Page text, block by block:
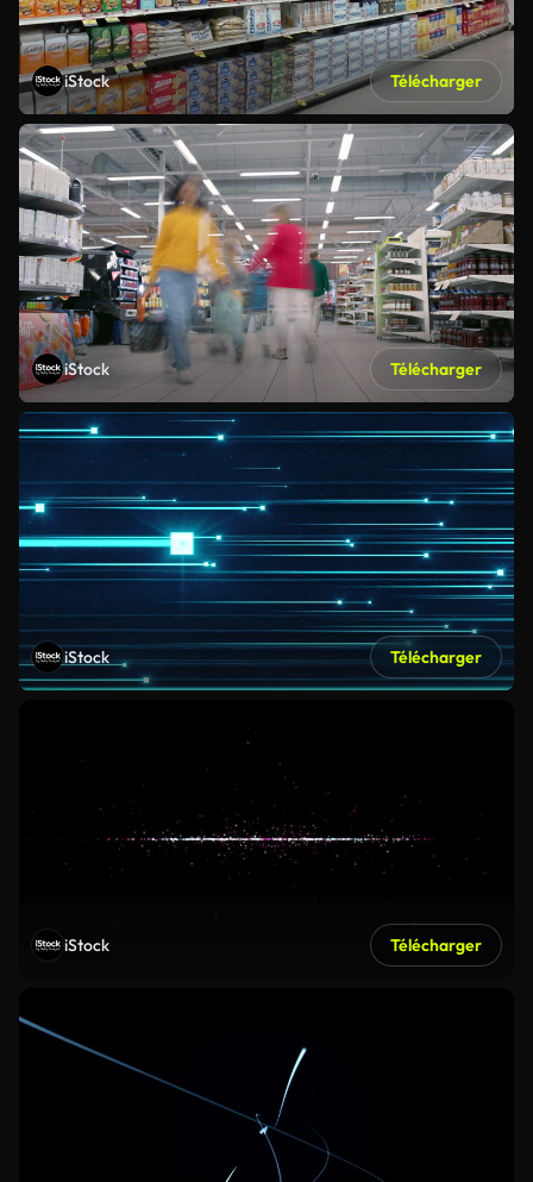
iStock Télécharger
iStock Télécharger
iStock Télécharger
iStock Télécharger